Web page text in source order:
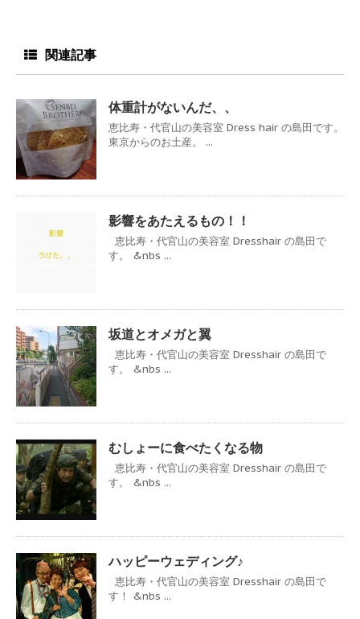
関連記事
体重計がないんだ、、
恵比寿・代官山の美容室 Dress hair の島田です。
東京からのお土産。 ...
影響をあたえるもの！！
恵比寿・代官山の美容室 Dresshair の島田で
す。 &nbs ...
坂道とオメガと翼
恵比寿・代官山の美容室 Dresshair の島田で
す。 &nbs ...
むしょーに食べたくなる物
恵比寿・代官山の美容室 Dresshair の島田で
す。 &nbs ...
ハッピーウェディング♪
恵比寿・代官山の美容室 Dresshair の島田で
す！ &nbs ...